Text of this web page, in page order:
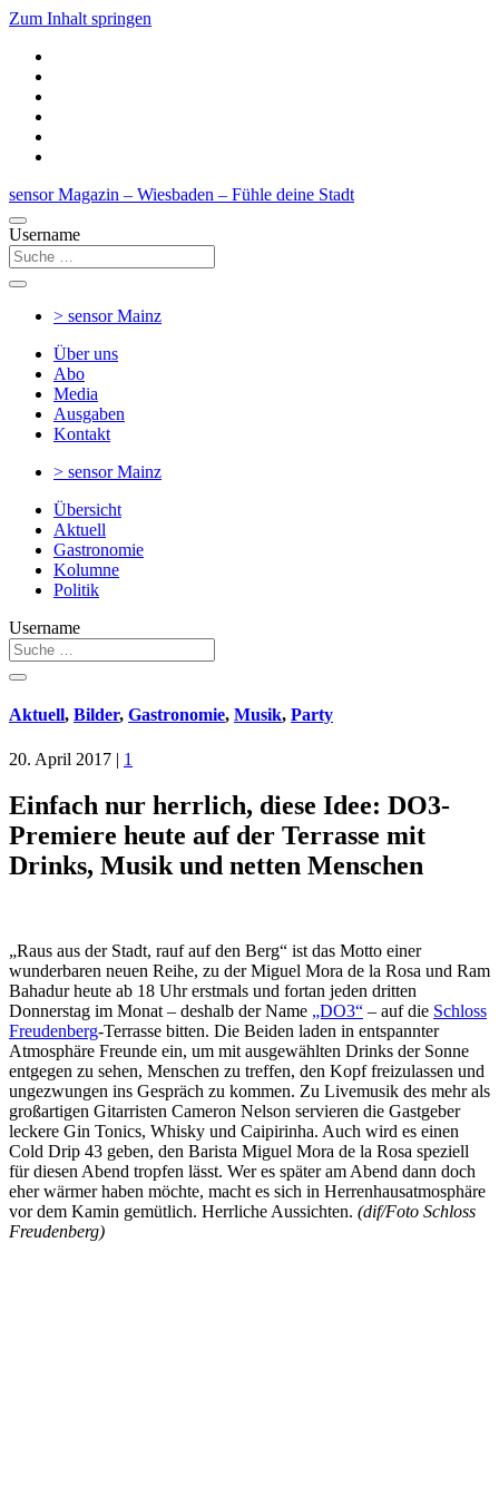
Zum Inhalt springen
sensor Magazin – Wiesbaden – Fühle deine Stadt
Username
> sensorMainz
Über uns
Abo
Media
Ausgaben
Kontakt
> sensorMainz
Übersicht
Aktuell
Gastronomie
Kolumne
Politik
Username
Aktuell, Bilder, Gastronomie, Musik, Party
20. April 2017 | 1
Einfach nur herrlich, diese Idee: DO3-
Premiere heute auf der Terrasse mit
Drinks, Musik und netten Menschen
„Raus aus der Stadt, rauf auf den Berg“ ist das Motto einer
wunderbaren neuen Reihe, zu der Miguel Mora de la Rosa und Ram
Bahadur heute ab 18 Uhr erstmals und fortan jeden dritten
Donnerstag im Monat – deshalb der Name „DO3“ – auf die Schloss
Freudenberg-Terrasse bitten. Die Beiden laden in entspannter
Atmosphäre Freunde ein, um mit ausgewählten Drinks der Sonne
entgegen zu sehen, Menschen zu treffen, den Kopf freizulassen und
ungezwungen ins Gespräch zu kommen. Zu Livemusik des mehr als
großartigen Gitarristen Cameron Nelson servieren die Gastgeber
leckere Gin Tonics, Whisky und Caipirinha. Auch wird es einen
Cold Drip 43 geben, den Barista Miguel Mora de la Rosa speziell
für diesen Abend tropfen lässt. Wer es später am Abend dann doch
eher wärmer haben möchte, macht es sich in Herrenhausatmosphäre
vor dem Kamin gemütlich. Herrliche Aussichten. (dif/Foto Schloss
Freudenberg)